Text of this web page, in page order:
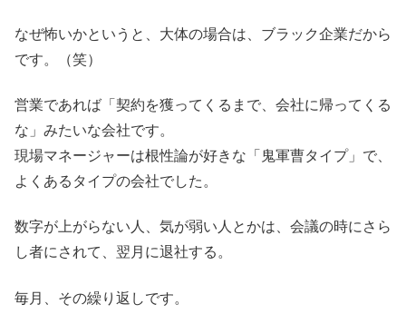
なぜ怖いかというと、大体の場合は、ブラック企業だから
です。（笑）
営業であれば「契約を獲ってくるまで、会社に帰ってくる
な」みたいな会社です。
現場マネージャーは根性論が好きな「鬼軍曹タイプ」で、
よくあるタイプの会社でした。
数字が上がらない人、気が弱い人とかは、会議の時にさら
し者にされて、翌月に退社する。
毎月、その繰り返しです。